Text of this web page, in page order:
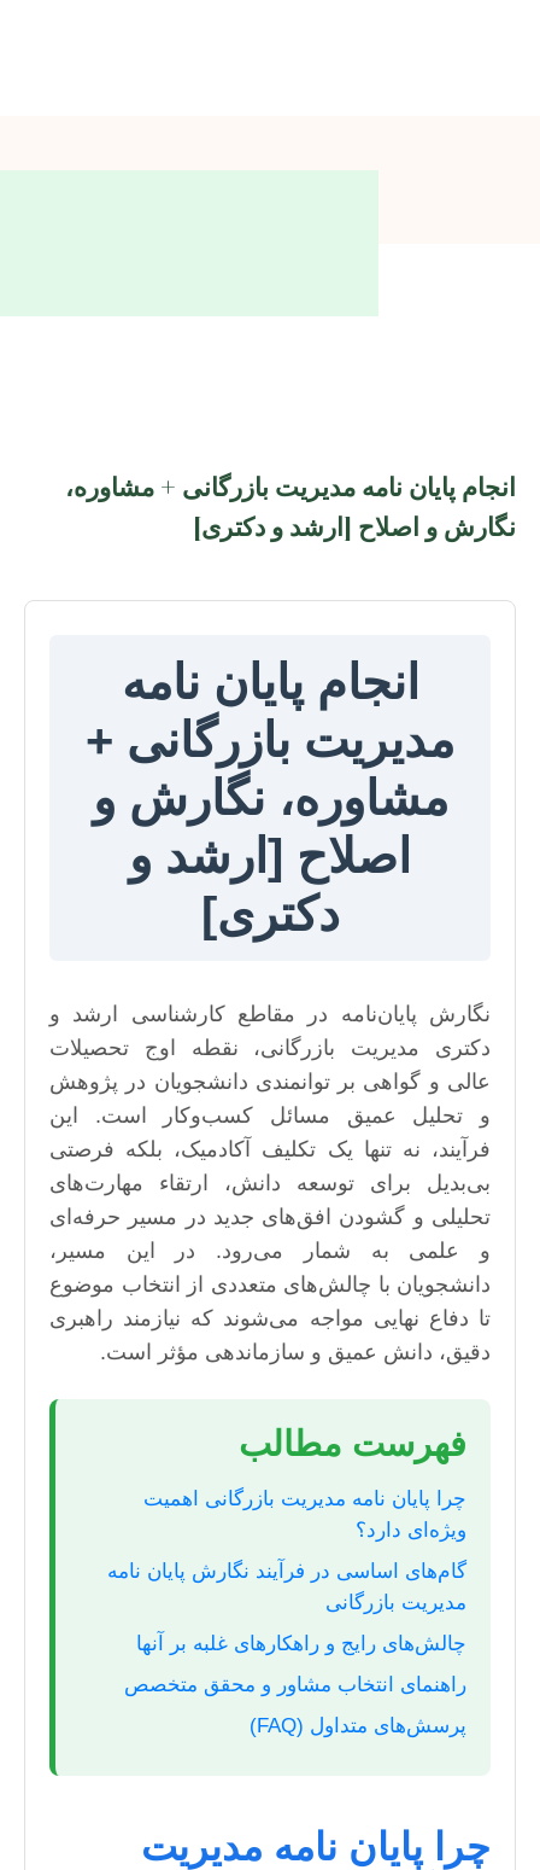
انجام پایان نامه مدیریت بازرگانی + مشاوره،
نگارش و اصلاح [ارشد و دکتری]
انجام پایان نامه
مدیریت بازرگانی +
مشاوره، نگارش و
اصلاح [ارشد و
دکتری]
نگارش پایان‌نامه در مقاطع کارشناسی ارشد و
دکتری مدیریت بازرگانی، نقطه اوج تحصیلات
عالی و گواهی بر توانمندی دانشجویان در پژوهش
و تحلیل عمیق مسائل کسب‌وکار است. این
فرآیند، نه تنها یک تکلیف آکادمیک، بلکه فرصتی
بی‌بدیل برای توسعه دانش، ارتقاء مهارت‌های
تحلیلی و گشودن افق‌های جدید در مسیر حرفه‌ای
و علمی به شمار می‌رود. در این مسیر،
دانشجویان با چالش‌های متعددی از انتخاب موضوع
تا دفاع نهایی مواجه می‌شوند که نیازمند راهبری
دقیق، دانش عمیق و سازماندهی مؤثر است.
فهرست مطالب
چرا پایان نامه مدیریت بازرگانی اهمیت
ویژه‌ای دارد؟
گام‌های اساسی در فرآیند نگارش پایان نامه
مدیریت بازرگانی
چالش‌های رایج و راهکارهای غلبه بر آنها
راهنمای انتخاب مشاور و محقق متخصص
پرسش‌های متداول (FAQ)
چرا پایان نامه مدیریت